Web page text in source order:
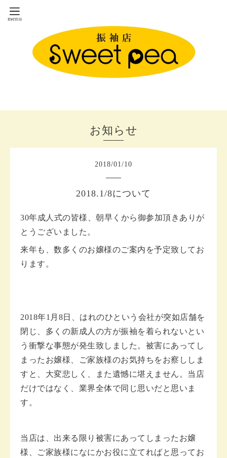
お知らせ
2018/01/10
2018.1/8について
30年成人式の皆様、朝早くから御参加頂きありが
とうございました。
来年も、数多くのお嬢様のご案内を予定致してお
ります。
2018年1月8日、はれのひという会社が突如店舗を
閉じ、多くの新成人の方が振袖を着られないとい
う衝撃な事態が発生致しました。被害にあってし
まったお嬢様、ご家族様のお気持ちをお察ししま
すと、大変悲しく、また遺憾に堪えません。当店
だけではなく、業界全体で同じ思いだと思いま
す。
当店は、出来る限り被害にあってしまったお嬢
様、ご家族様になにかお役に立てればと思ってお